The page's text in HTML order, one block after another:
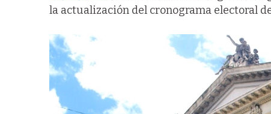
la actualización del cronograma electoral